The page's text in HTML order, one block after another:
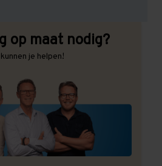
op maat nodig?
je helpen!